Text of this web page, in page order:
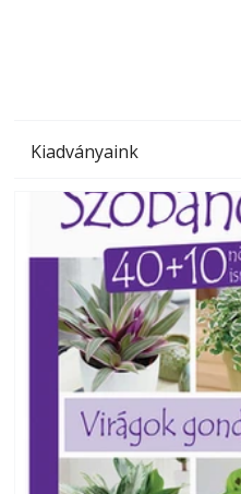
Kiadványaink